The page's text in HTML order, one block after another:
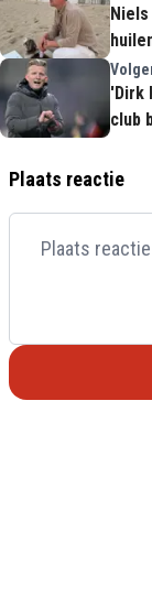
'Dirk
club
Plaats reactie